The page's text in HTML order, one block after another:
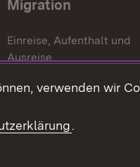
Migration
Einreise, Aufenthalt und
Ausreise
Asylbewerber und
Erlasse und
verwenden wir
.